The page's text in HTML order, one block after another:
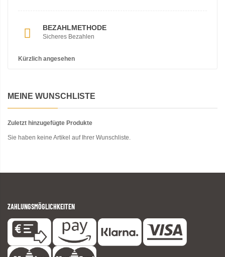
BEZAHLMETHODE
Sicheres Bezahlen
Kürzlich angesehen
MEINE WUNSCHLISTE
Zuletzt hinzugefügte Produkte
Sie haben keine Artikel auf Ihrer Wunschliste.
ZAHLUNGSMÖGLICHKEITEN